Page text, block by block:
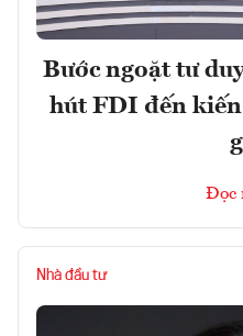
Bước ngoặt tư
hút FDI đến
Đọc
Nhà đầu tư